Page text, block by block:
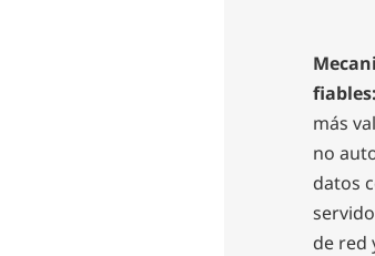
fiables:
más
no
datos
de red